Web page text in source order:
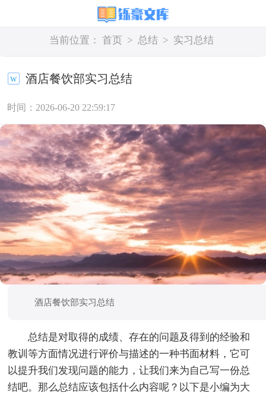
当前位置： 首页 > 总结 > 实习总结
酒店餐饮部实习总结
时间：2026-06-20 22:59:17
酒店餐饮部实习总结
总结是对取得的成绩、存在的问题及得到的经验和
教训等方面情况进行评价与描述的一种书面材料，它可
以提升我们发现问题的能力，让我们来为自己写一份总
结吧。那么总结应该包括什么内容呢？以下是小编为大